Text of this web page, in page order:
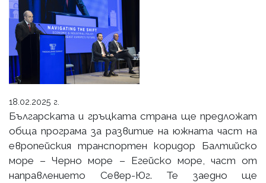
18.02.2025 г.
Българската и гръцката страна ще предложат
обща програма за развитие на южната част на
европейския транспортен коридор Балтийско
море – Черно море – Егейско море, част от
направлението Север-Юг. Те заедно ще